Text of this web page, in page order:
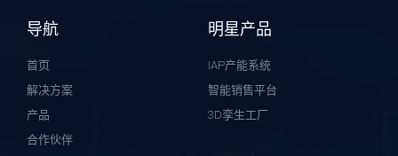
导航
首页
解决方案
产品
合作伙伴
明星产品
IAP产能系统
智能销售平台
3D孪生工厂